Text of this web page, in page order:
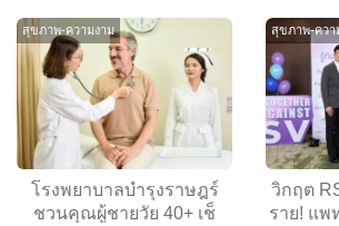
Every Detail of Your
Comfort Matters”
2025 ยก
คัดสร
พร้อม
เคลื่อนด้
และ
สุขภาพ-ความงาม
โรงพยาบาลบำรุงราษฎร์
ชวนคุณผู้ชายวัย 40+ เช็
สุขภาพ-ควา
วิกฤต
ราย! แพ